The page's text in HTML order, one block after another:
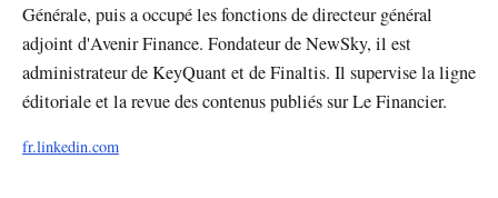
Générale, puis a occupé les fonctions de directeur général
adjoint d'Avenir Finance. Fondateur de NewSky, il est
administrateur de KeyQuant et de Finaltis. Il supervise la ligne
éditoriale et la revue des contenus publiés sur Le Financier.
fr.linkedin.com